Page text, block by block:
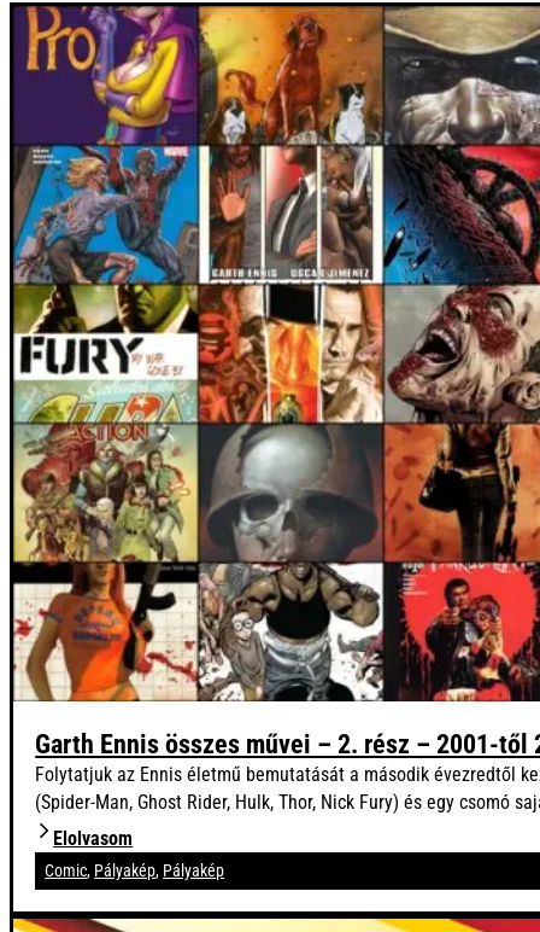
Garth Ennis összes művei – 2. rész – 2001-től
Folytatjuk az Ennis életmű bemutatását a második évezredtől
(Spider-Man, Ghost Rider, Hulk, Thor, Nick Fury) és egy csomó
Elolvasom
Comic, Pályakép, Pályakép